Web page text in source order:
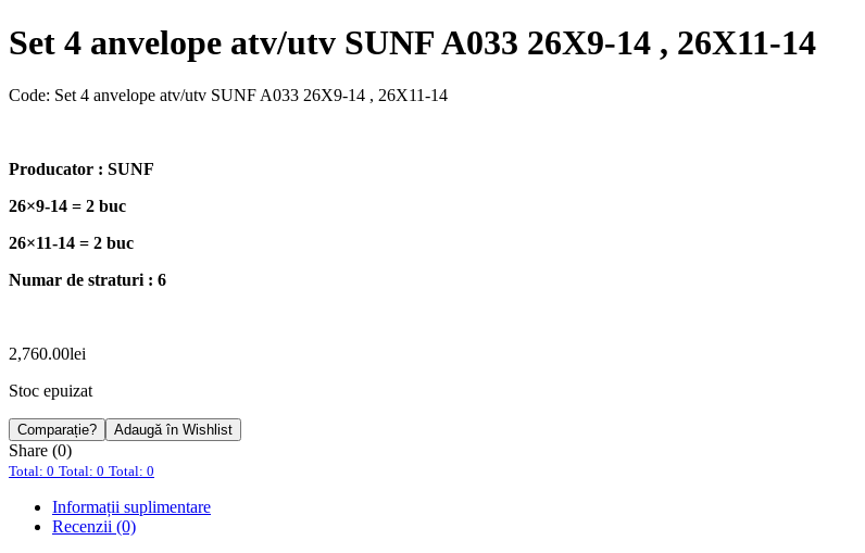
Set 4 anvelope atv/utv SUNF A033 26X9-14 , 26X11-14
Code: Set 4 anvelope atv/utv SUNF A033 26X9-14 , 26X11-14
Producator : SUNF
26×9-14 = 2 buc
26×11-14 = 2 buc
Numar de straturi : 6
2,760.00lei
Stoc epuizat
Comparație? Adaugă în Wishlist
Share (0)
Total: 0 Total: 0 Total: 0
Informații suplimentare
Recenzii (0)